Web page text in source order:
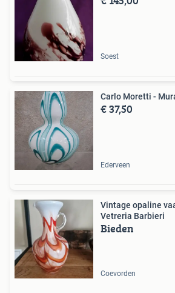
Soest
Carlo Moretti -
€ 37,50
Ederveen
Vintage opaline
Vetreria Barbieri
Bieden
Coevorden